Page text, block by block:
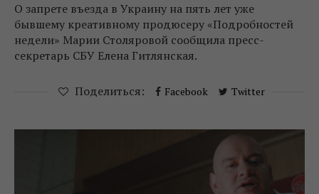
О запрете въезда в Украину на пять лет уже
бывшему креативному продюсеру «Подробностей
недели» Марии Столяровой сообщила пресс-
секретарь СБУ Елена Гитлянская.
Поделиться: Facebook Twitter